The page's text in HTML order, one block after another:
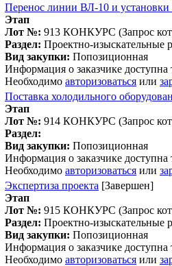
Перенос линии ВЛ-10 и установки
Этап
Лот №: 913 КОНКУРС (Запрос
Раздел: Проектно-изыскательные
Вид закупки: Попозиционная
Информация о заказчике
Необходимо авторизоваться или
Поставка холодильного
Этап
Лот №: 914 КОНКУРС (Запрос
Раздел:
Вид закупки: Попозиционная
Информация о заказчике
Необходимо авторизоваться или
Экспертиза проекта [Завершен]
Этап
Лот №: 915 КОНКУРС (Запрос
Раздел: Проектно-изыскательные
Вид закупки: Попозиционная
Информация о заказчике
Необходимо авторизоваться или